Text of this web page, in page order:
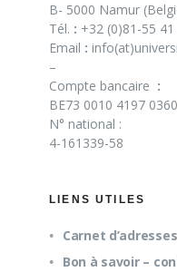
B- 5000 Namur
Tél. : +32 (0)81-55 41
Email :
–
Compte bancaire :
BE73 0010 4197 0360
N° national :
4-161339-58
LIENS UTILES
Carnet
Bon à savoir –